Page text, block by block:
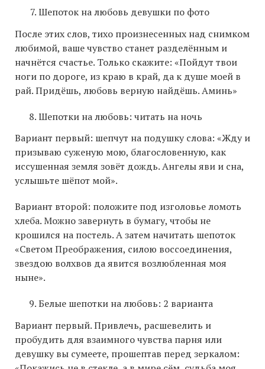
Шепоток на любовь девушки по фото
После этих слов, тихо произнесенных над снимком
любимой, ваше чувство станет разделённым и
начнётся счастье. Только скажите: «Пойдут твои
ноги по дороге, из краю в край, да к душе моей в
рай. Придёшь, любовь верную найдёшь. Аминь»
Шепотки на любовь: читать на ночь
Вариант первый: шепчут на подушку слова: «Жду и
призываю суженую мою, благословенную, как
иссушенная земля зовёт дождь. Ангелы яви и сна,
услышьте шёпот мой».
Вариант второй: положите под изголовье ломоть
хлеба. Можно завернуть в бумагу, чтобы не
крошился на постель. А затем начитать шепоток
«Светом Преображения, силою воссоединения,
звездою волхвов да явится возлюбленная моя
ныне».
Белые шепотки на любовь: 2 варианта
Вариант первый. Привлечь, расшевелить и
пробудить для взаимного чувства парня или
девушку вы сумеете, прошептав перед зеркалом: